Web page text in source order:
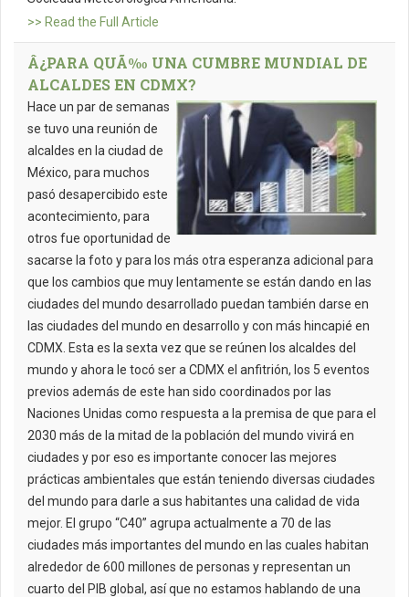
>> Read the Full Article
Â¿PARA QUÃ‰ UNA CUMBRE MUNDIAL DE
ALCALDES EN CDMX?
Hace un par de semanas
se tuvo una reunión de
alcaldes en la ciudad de
México, para muchos
pasó desapercibido este
acontecimiento, para
otros fue oportunidad de
sacarse la foto y para los más otra esperanza adicional para
que los cambios que muy lentamente se están dando en las
ciudades del mundo desarrollado puedan también darse en
las ciudades del mundo en desarrollo y con más hincapié en
CDMX. Esta es la sexta vez que se reúnen los alcaldes del
mundo y ahora le tocó ser a CDMX el anfitrión, los 5 eventos
previos además de este han sido coordinados por las
Naciones Unidas como respuesta a la premisa de que para el
2030 más de la mitad de la población del mundo vivirá en
ciudades y por eso es importante conocer las mejores
prácticas ambientales que están teniendo diversas ciudades
del mundo para darle a sus habitantes una calidad de vida
mejor. El grupo “C40” agrupa actualmente a 70 de las
ciudades más importantes del mundo en las cuales habitan
alrededor de 600 millones de personas y representan un
cuarto del PIB global, así que no estamos hablando de una